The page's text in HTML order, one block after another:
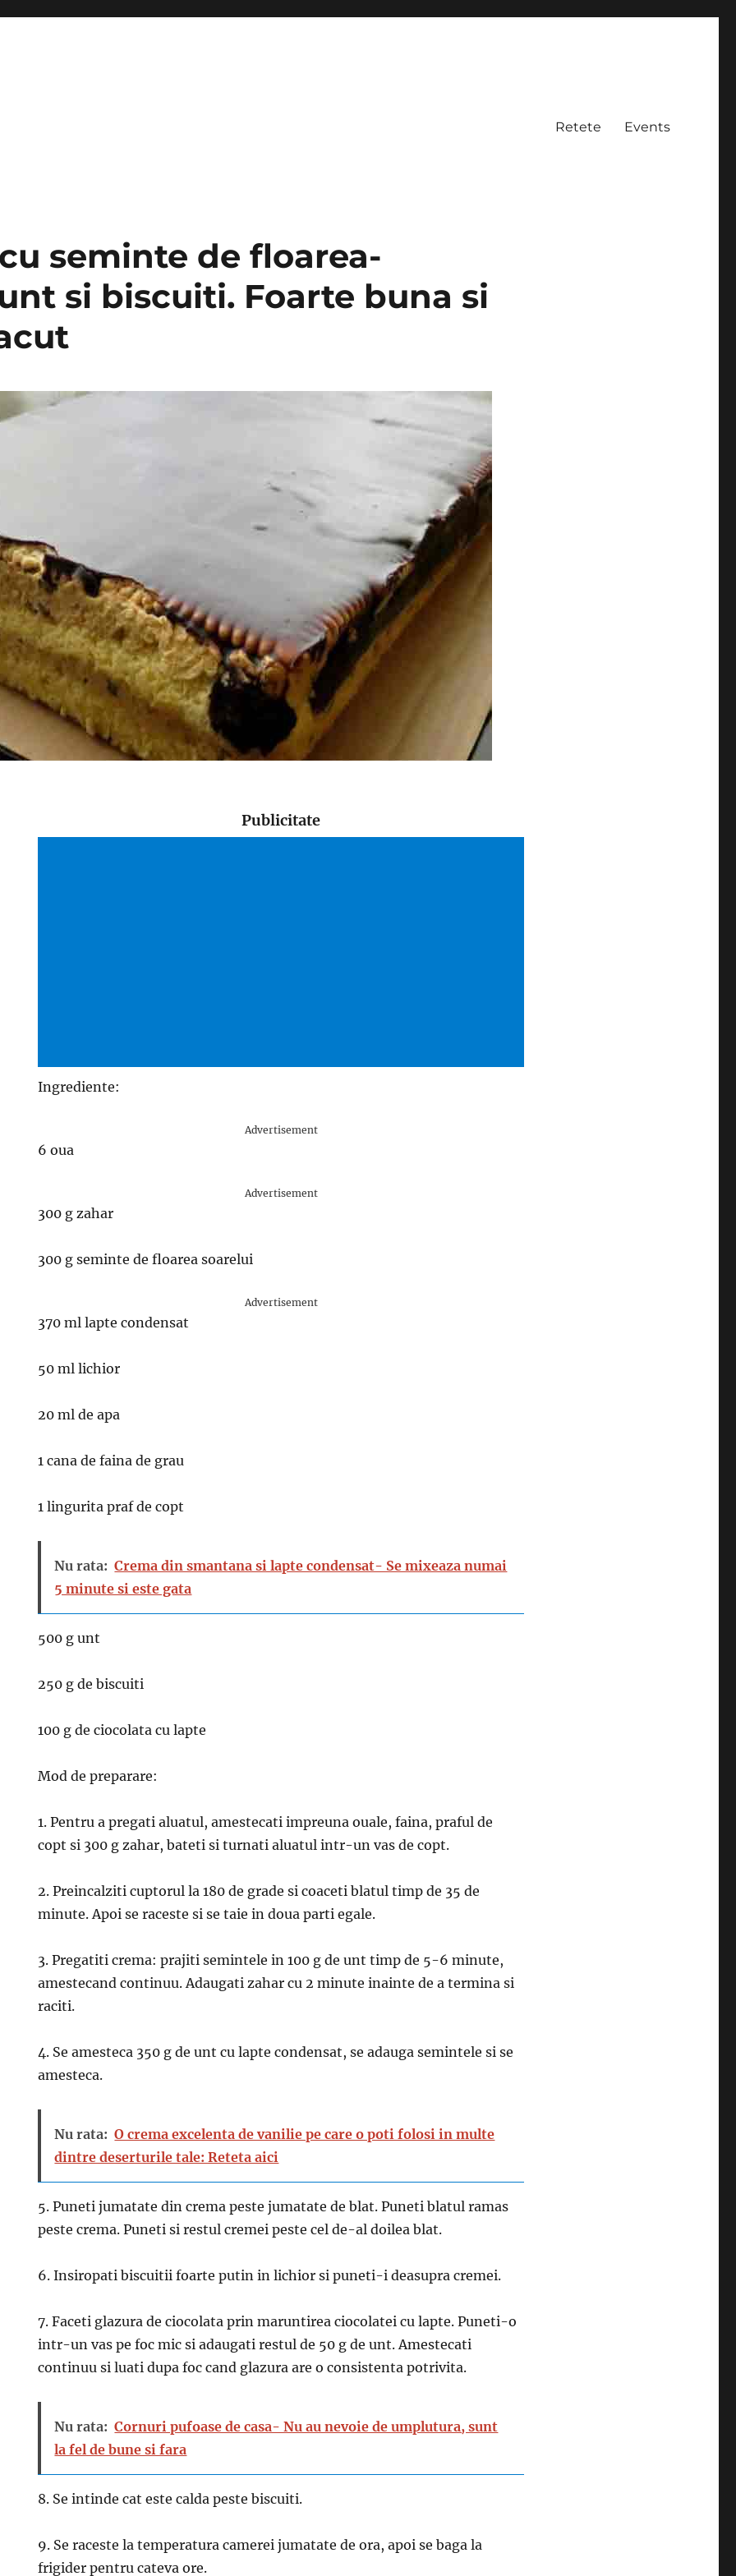
Retete Events
seminte de floarea-
si biscuiti. Foarte buna si
Publicitate
Ingrediente:
Advertisement
6 oua
Advertisement
300 g zahar
300 g seminte de floarea soarelui
Advertisement
370 ml lapte condensat
50 ml lichior
20 ml de apa
1 cana de faina de grau
1 lingurita praf de copt
Nu rata: Crema din smantana si lapte condensat- Se mixeaza numai
5 minute si este gata
500 g unt
250 g de biscuiti
100 g de ciocolata cu lapte
Mod de preparare:
1. Pentru a pregati aluatul, amestecati impreuna ouale, faina, praful de
copt si 300 g zahar, bateti si turnati aluatul intr-un vas de copt.
2. Preincalziti cuptorul la 180 de grade si coaceti blatul timp de 35 de
minute. Apoi se raceste si se taie in doua parti egale.
3. Pregatiti crema: prajiti semintele in 100 g de unt timp de 5-6 minute,
amestecand continuu. Adaugati zahar cu 2 minute inainte de a termina si
raciti.
4. Se amesteca 350 g de unt cu lapte condensat, se adauga semintele si se
amesteca.
Nu rata: O crema excelenta de vanilie pe care o poti folosi in multe
dintre deserturile tale: Reteta aici
5. Puneti jumatate din crema peste jumatate de blat. Puneti blatul ramas
peste crema. Puneti si restul cremei peste cel de-al doilea blat.
6. Insiropati biscuitii foarte putin in lichior si puneti-i deasupra cremei.
7. Faceti glazura de ciocolata prin maruntirea ciocolatei cu lapte. Puneti-o
intr-un vas pe foc mic si adaugati restul de 50 g de unt. Amestecati
continuu si luati dupa foc cand glazura are o consistenta potrivita.
Nu rata: Cornuri pufoase de casa- Nu au nevoie de umplutura, sunt
la fel de bune si fara
8. Se intinde cat este calda peste biscuiti.
9. Se raceste la temperatura camerei jumatate de ora, apoi se baga la
frigider pentru cateva ore.